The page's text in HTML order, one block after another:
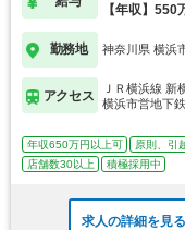
【年収】550
勤務地 神奈川県 横浜
アクセス
ＪＲ横浜線 新
横浜市営地下
年収650万円以上可 原則、引
店舗数30以上
積極採用中
求人の詳細を見る